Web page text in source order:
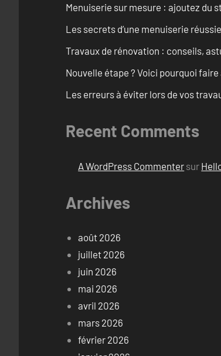
Menuiserie sur mesure : ajoutez du
Les secrets d’une menuiserie
Travaux de rénovation : conseils,
Nouvelle étape ? Voici pourquoi
Les erreurs à éviter lors de vos
Recent Comments
A WordPress Commenter sur
Archives
août 2026
juillet 2026
juin 2026
mai 2026
avril 2026
mars 2026
février 2026